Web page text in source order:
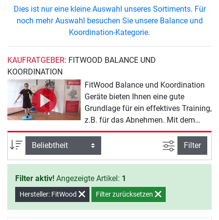
Dies ist nur eine kleine Auswahl unseres Sortiments. Für
noch mehr Auswahl besuchen Sie unsere Balance und
Koordination-Kategorie.
KAUFRATGEBER: FITWOOD BALANCE UND
KOORDINATION
FitWood Balance und Koordination
Geräte bieten Ihnen eine gute
Grundlage für ein effektives Training,
z.B. für das Abnehmen. Mit dem
FitWood Sortiment erreichen Sie Ihre
Trainingsziele fast von alleine. Sie
müssen nur noch den Willen zeigen,
mit dem Training zu beginnen.
Sortierung Ansicht
Filter
Filter aktiv! Angezeigte Artikel: 1
Hersteller: FitWood Filter zurücksetzen